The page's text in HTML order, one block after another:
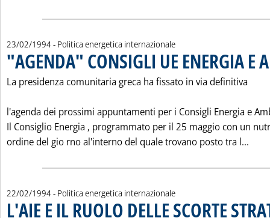
23/02/1994- Politica energetica internazionale
"AGENDA" CONSIGLI UE ENERGIA E
La presidenza comunitaria greca ha fissato in via definitiva
l'agenda dei prossimi appuntamenti per i Consigli Energia e
Il Consiglio Energia ‚ programmato per il 25 maggio con un
ordine del gio rno al'interno del quale trovano posto tra l...
22/02/1994- Politica energetica internazionale
L'AIE E IL RUOLO DELLE SCORTE